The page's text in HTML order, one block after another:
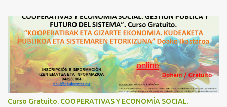
Industrial https://www.youtube.com/shorts/dGKjgqEvRHk
¿Conoces los nuevos canales de BABESTU? Si quieres hacer algo, o
compartir ideas, para proteger a los niños y adolescentes vascos
frente a abusos y manipulaciones: BABESTUren kanal berriak
ezagutzen dituzu? Euskal haurrak eta nerabeak abusu eta
manipulazioetatik babesteko zerbait egin nahi baduzu, edo ideiak
partekatu nahi badituzu: Telegram :
Curso Gratuito. COOPERATIVAS Y ECONOMÍA SOCIAL.